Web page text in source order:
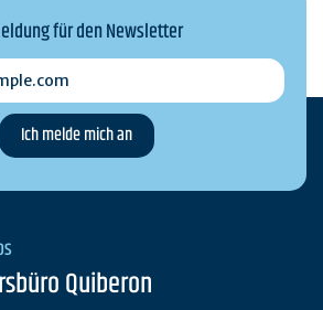
für den Newsletter
Quiberon